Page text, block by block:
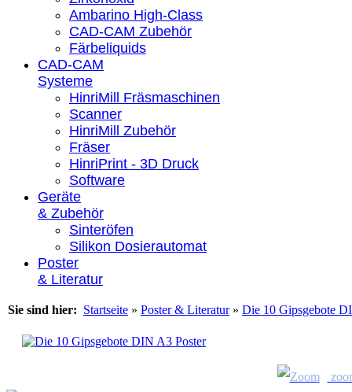
Ambarino High-Class
CAD-CAM Zubehör
Färbeliquids
CAD-CAM
Systeme
HinriMill Fräsmaschinen
Scanner
HinriMill Zubehör
Fräser
HinriPrint - 3D Druck
Software
Geräte
& Zubehör
Sinteröfen
Silikon Dosierautomat
Poster
& Literatur
Sie sind hier: Startseite » Poster & Literatur» Die 10 Gipsgebote